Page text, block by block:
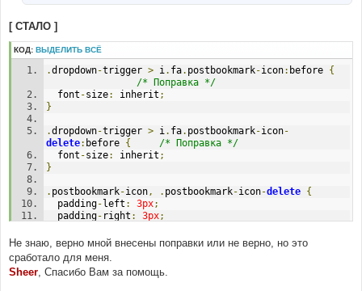
}
[ СТАЛО ]
КОД: ВЫДЕЛИТЬ ВСЁ
.dropdown-trigger > i. fa. postbookmark-icon: before {
/* Поправка */
  font
-size: inherit ;
}
.dropdown-trigger > i. fa. postbookmark-icon-
delete: before {
/* Поправка */
  font
-size: inherit ;
}
. postbookmark-icon, . postbookmark-icon-delete {
  padding
- left : 3px;
  padding
- right : 3px;
postbookmark delete
	color
: #D31141 !important;
}
Не знаю, верно мной внесены поправки или не верно, но это
сработало для меня.
Sheer , Спасибо Вам за помощь.